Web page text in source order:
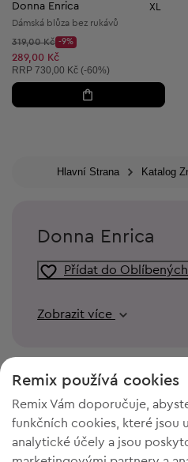
Donna Enrica XL
Dámská blůza bez rukávů
Původní cena:
319,00 Kč
Discount Price:
-9%
Snížená cena:
289,00 Kč
Doporučená cena:
RRP 730,00 Kč (-60%)
Hlavní Strana Katalog
Donna Enrica
Přídat do Oblíbených
Zobrazit více
Remix používá cookies
Remix Vám doporučuje,
funkčních cookies, které jsou
analytické účely a jsou